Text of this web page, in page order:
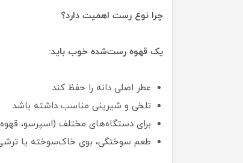
چرا نوع رست اهمیت دارد؟
یک قهوه رست‌شده خوب باید:
عطر اصلی دانه را حفظ کند
تلخی و شیرینی مناسب داشته باشد
برای دستگاه‌های مختلف (اسپرسو،
طعم سوختگی، بوی خاک‌سوخته یا